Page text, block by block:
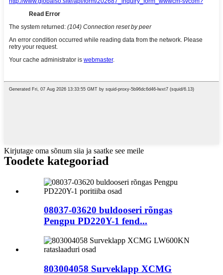
Kirjutage oma sõnum siia ja saatke see meile
Toodete kategooriad
08037-03620 buldooseri rõngas
Pengpu PD220Y-1 fend...
803004058 Surveklapp XCMG